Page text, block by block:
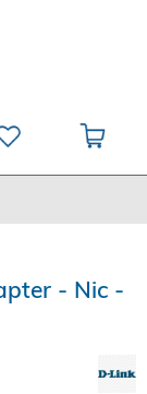
- Nic -